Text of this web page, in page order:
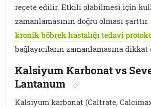
reçete edilir. Etkili olabilmesi için
zamanlamasının doğru olması şarttır.
kronik böbrek hastalığı tedavi
bağlayıcıların zamanlamasına dikkat
Kalsiyum Karbonat vs
Lantanum
Kalsiyum karbonat (Caltrate,